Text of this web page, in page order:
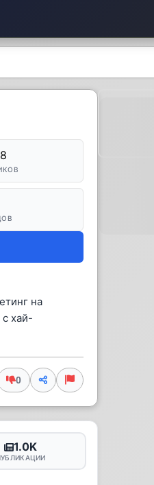
на
хай-
0
1.0K